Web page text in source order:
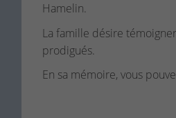
Hamelin.
La famille désire
prodigués.
En sa mémoire, vous